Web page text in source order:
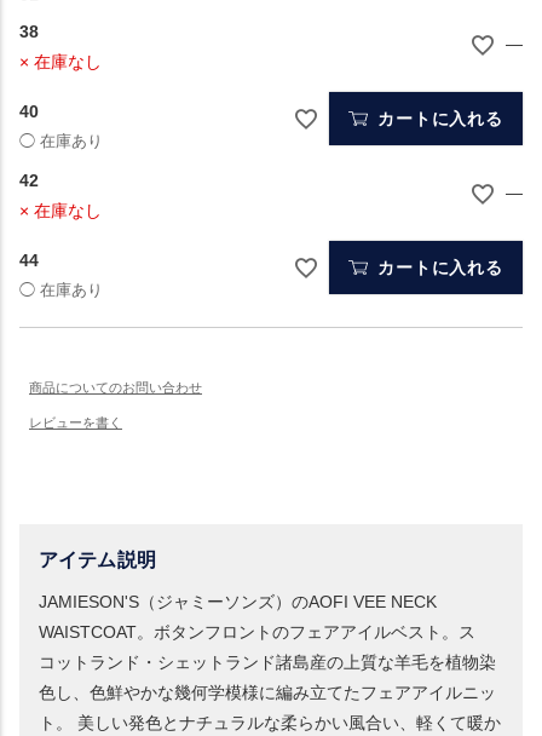
38
× 在庫なし
—
40 カートに入れる
42
× 在庫なし
—
44 カートに入れる
アイテム説明
JAMIESON'S（ジャミーソンズ）のAOFI VEE NECK
WAISTCOAT。ボタンフロントのフェアアイルベスト。ス
コットランド・シェットランド諸島産の上質な羊毛を植物染
色し、色鮮やかな幾何学模様に編み立てたフェアアイルニッ
ト。 美しい発色とナチュラルな柔らかい風合い、軽くて暖か